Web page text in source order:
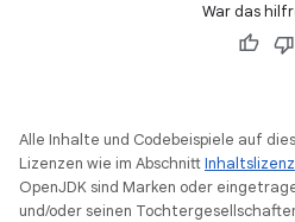
War das
Alle Inhalte und Codebeispiele auf
Lizenzen wie im AbschnittInhaltslizenz
OpenJDK sind Marken oder
und/oder seinen